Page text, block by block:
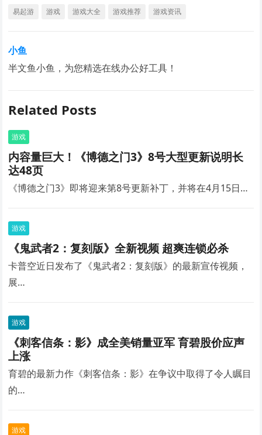
易起游 游戏 游戏大全 游戏推荐 游戏资讯
小鱼
半文鱼小鱼，为您精选在线办公好工具！
Related Posts
游戏
内容量巨大！《博德之门3》8号大型更新说明长
达48页
《博德之门3》即将迎来第8号更新补丁，并将在4月15日…
游戏
《鬼武者2：复刻版》全新视频 超爽连锁必杀
卡普空近日发布了《鬼武者2：复刻版》的最新宣传视频，
展…
游戏
《刺客信条：影》成全美销量亚军 育碧股价应声
上涨
育碧的最新力作《刺客信条：影》在争议中取得了令人瞩目
的…
游戏